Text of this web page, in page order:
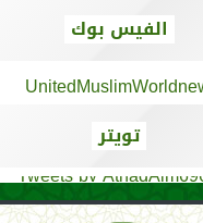
الفيس بوك
تويتر
Tweets by